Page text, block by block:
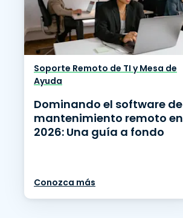
Soporte Remoto de TI y Mesa de
Ayuda
Dominando el software de
mantenimiento remoto en
2026: Una guía a fondo
Conozca más